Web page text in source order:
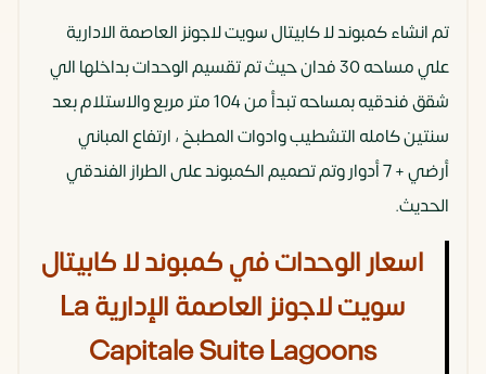
تم انشاء كمبوند لا كابيتال سويت لاجونز العاصمة الادارية
علي مساحه 30 فدان حيث تم تقسيم الوحدات بداخلها الي
شقق فندقيه بمساحه تبدأ من 104 متر مربع والاستلام بعد
سنتين كامله التشطيب وادوات المطبخ، ارتفاع المباني
أرضي + 7 أدوار وتم تصميم الكمبوند على الطراز الفندقي
الحديث.
اسعار الوحدات في كمبوند لا كابيتال
سويت لاجونز العاصمة الإدارية La
Capitale Suite Lagoons